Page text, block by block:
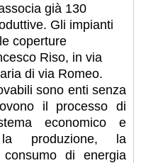
già 130
Gli impianti
coperture
Riso, in via
di via Romeo.
sono enti senza
il processo di
economico e
la produzione, la
di energia